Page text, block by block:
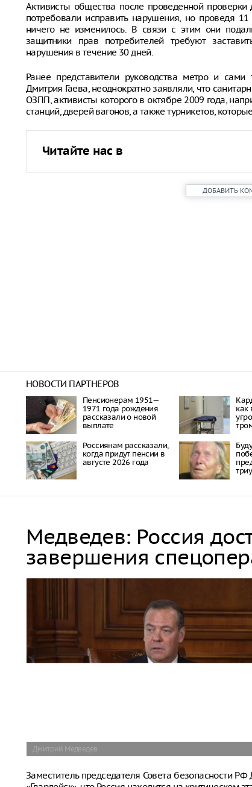
Активисты общества после проведенной
потребовали исправить нарушения, но проведя
ничего не изменилось. В связи с этим они
защитники прав потребителей требуют
нарушения в течение 30 дней.
Ранее представители руководства метро и
Дмитрия Гаева, неоднократно заявляли, что
ОЗПП, активисты которого в октябре 2009 года,
станций, дверей вагонов, а также турникетов,
Читайте нас в
ДОБАВИТЬ
НОВОСТИ ПАРТНЕРОВ
Пенсионерам 1951—
1971 года рождения
рассказали о новой
выплате
как
Россиянам рассказали,
когда придут пенсии в
августе 2026 года
Медведев: Россия
завершения
Дмитрий Медведев
Заместитель председателя Совета безопасности